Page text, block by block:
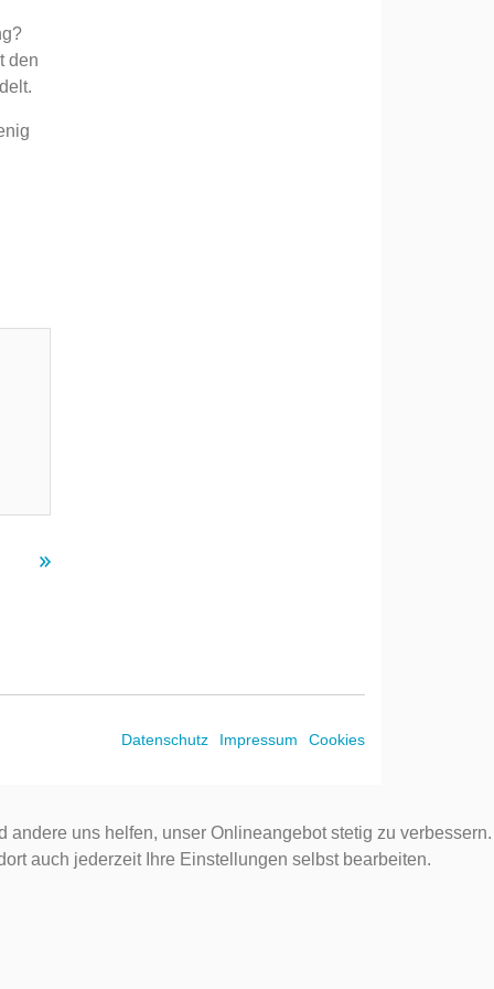
den
Datenschutz Impressum Cookies
uns helfen, unser Onlineangebot stetig zu verbessern.
auch jederzeit Ihre Einstellungen selbst bearbeiten.